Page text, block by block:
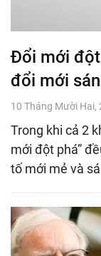
Đổi mới đột
đổi mới
10 Tháng Mười Hai,
Trong khi cả 2
mới đột phá”
tố mới mẻ và